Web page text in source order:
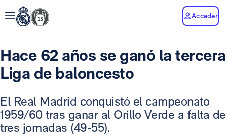
Acceder
Hace 62 años se ganó la tercera
Liga de baloncesto
El Real Madrid conquistó el campeonato
1959/60 tras ganar al Orillo Verde a falta de
tres jornadas (49-55).